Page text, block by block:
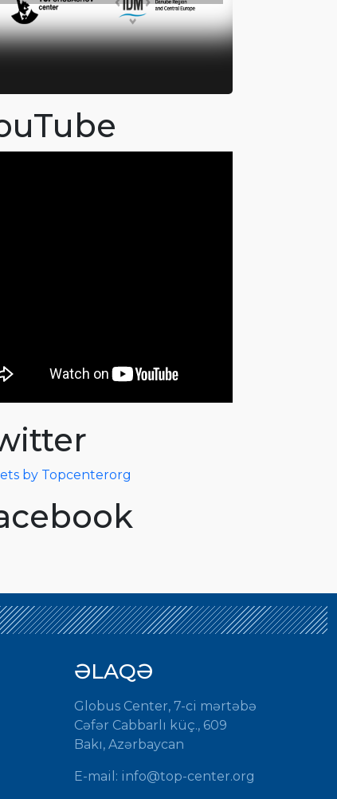
by Topcenterorg
ƏLAQƏ
Globus Center, 7-ci mərtəbə
Cəfər Cabbarlı küç., 609
Bakı, Azərbaycan
E-mail: info@top-center.org